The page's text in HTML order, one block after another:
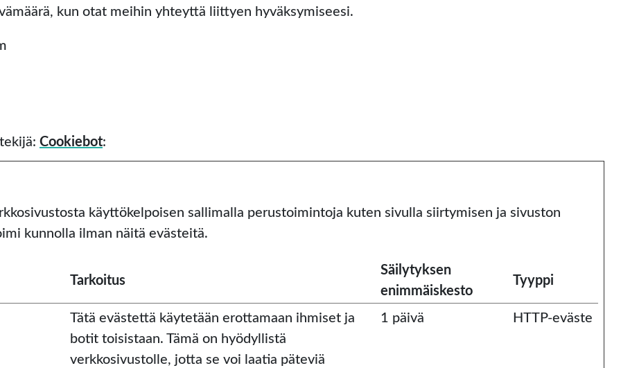
kun otat meihin yhteyttä liittyen hyväksymiseesi.
Cookiebot:
käyttökelpoisen sallimalla perustoimintoja kuten sivulla siirtymisen ja sivuston
kunnolla ilman näitä evästeitä.
Tarkoitus
Säilytyksen
enimmäiskesto
Tyyppi
Tätä evästettä käytetään erottamaan ihmiset ja
botit toisistaan. Tämä on hyödyllistä
verkkosivustolle, jotta se voi laatia päteviä
1 päivä HTTP-eväste